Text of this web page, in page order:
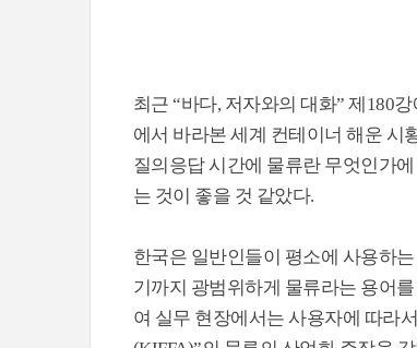
최근 “바다, 저자와의 대화” 제180
에서 바라본 세계 컨테이너 해운 시
질의응답 시간에 물류란 무엇인가
는 것이 좋을 것 같았다.
한국은 일반인들이 평소에 사용하
기까지 광범위하게 물류라는 용어
여 실무 현장에서는 사용자에 따라